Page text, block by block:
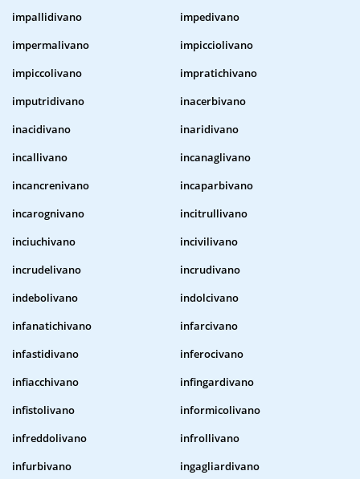
impallidivano
impedivano
impermalivano
impicciolivano
impiccolivano
impratichivano
imputridivano
inacerbivano
inacidivano
inaridivano
incallivano
incanaglivano
incancrenivano
incaparbivano
incarognivano
incitrullivano
inciuchivano
incivilivano
incrudelivano
incrudivano
indebolivano
indolcivano
infanatichivano
infarcivano
infastidivano
inferocivano
infiacchivano
infingardivano
infistolivano
informicolivano
infreddolivano
infrollivano
infurbivano
ingagliardivano